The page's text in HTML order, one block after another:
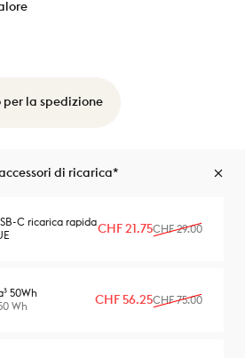
per la spedizione
di ricarica*
C ricarica rapidaPrezzo scontato
CHF 21.75
Prezzo di listino
CHF 29.00
50Wh
Wh
Prezzo scontato
CHF 56.25
Prezzo di listino
CHF 75.00